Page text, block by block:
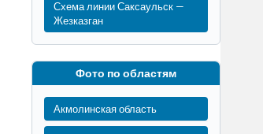
Схема линии Саксаульск —
Жезказган
Фото по областям
Акмолинская область